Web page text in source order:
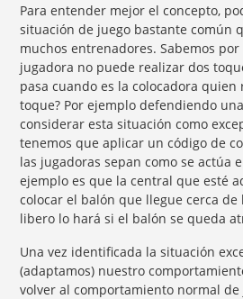
Para entender mejor el concepto,
situación de juego bastante común
muchos entrenadores. Sabemos
jugadora no puede realizar dos
pasa cuando es la colocadora
toque? Por ejemplo defendiendo
considerar esta situación como
tenemos que aplicar un código de
las jugadoras sepan como se actúa
ejemplo es que la central que esté
colocar el balón que llegue cerca
libero lo hará si el balón se queda
Una vez identificada la situación
(adaptamos) nuestro
volver al comportamiento normal de